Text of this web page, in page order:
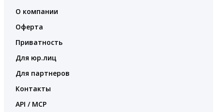
О компании
Оферта
Приватность
Для юр.лиц
Для партнеров
Контакты
API / MCP